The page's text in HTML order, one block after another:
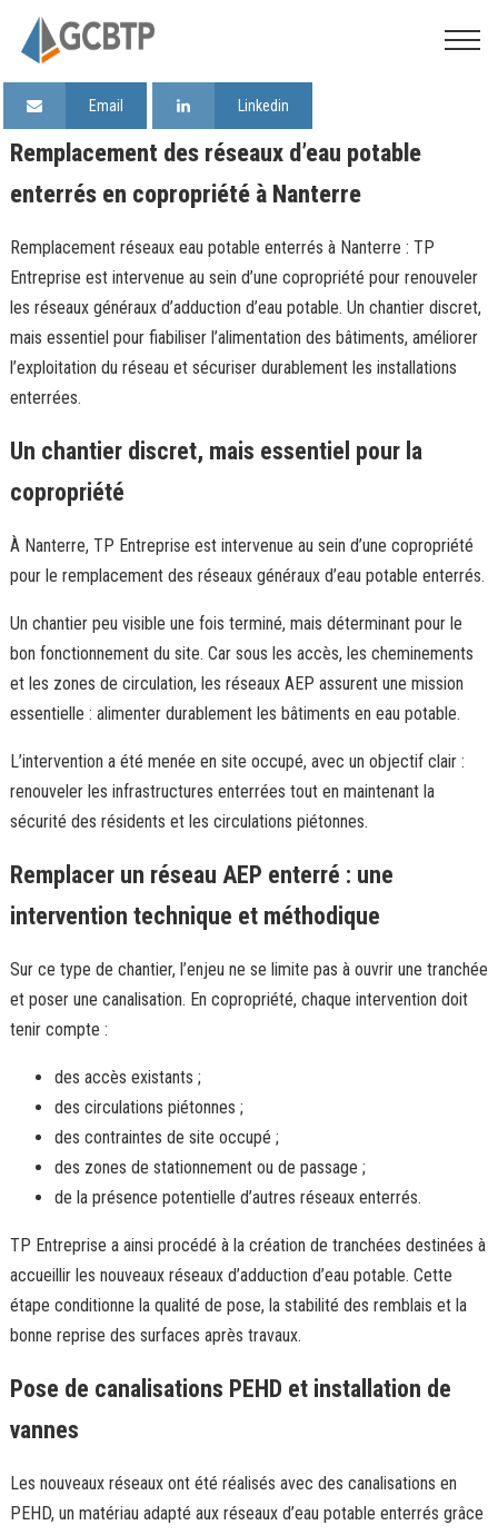
Email Linkedin
Remplacement des réseaux d’eau potable
enterrés en copropriété à Nanterre
Remplacement réseaux eau potable enterrés à Nanterre : TP
Entreprise est intervenue au sein d’une copropriété pour renouveler
les réseaux généraux d’adduction d’eau potable. Un chantier discret,
mais essentiel pour fiabiliser l’alimentation des bâtiments, améliorer
l’exploitation du réseau et sécuriser durablement les installations
enterrées.
Un chantier discret, mais essentiel pour la
copropriété
À Nanterre, TP Entreprise est intervenue au sein d’une copropriété
pour le remplacement des réseaux généraux d’eau potable enterrés.
Un chantier peu visible une fois terminé, mais déterminant pour le
bon fonctionnement du site. Car sous les accès, les cheminements
et les zones de circulation, les réseaux AEP assurent une mission
essentielle : alimenter durablement les bâtiments en eau potable.
L’intervention a été menée en site occupé, avec un objectif clair :
renouveler les infrastructures enterrées tout en maintenant la
sécurité des résidents et les circulations piétonnes.
Remplacer un réseau AEP enterré : une
intervention technique et méthodique
Sur ce type de chantier, l’enjeu ne se limite pas à ouvrir une tranchée
et poser une canalisation. En copropriété, chaque intervention doit
tenir compte :
des accès existants ;
des circulations piétonnes ;
des contraintes de site occupé ;
des zones de stationnement ou de passage ;
de la présence potentielle d’autres réseaux enterrés.
TP Entreprise a ainsi procédé à la création de tranchées destinées à
accueillir les nouveaux réseaux d’adduction d’eau potable. Cette
étape conditionne la qualité de pose, la stabilité des remblais et la
bonne reprise des surfaces après travaux.
Pose de canalisations PEHD et installation de
vannes
Les nouveaux réseaux ont été réalisés avec des canalisations en
PEHD, un matériau adapté aux réseaux d’eau potable enterrés grâce